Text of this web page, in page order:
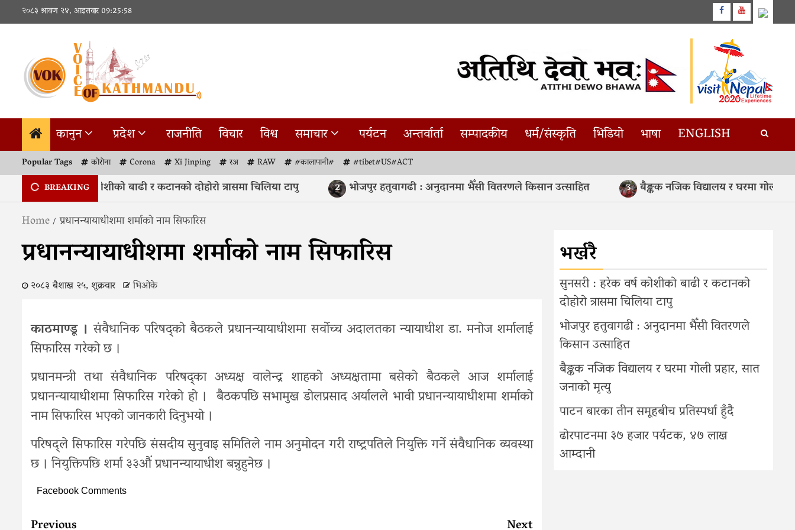
२०८३ श्रावण २४, आइतवार09:25:59 Facebook
Youtube
कानुन प्रदेश राजनीति विचार विश्व समाचार पर्यटन अन्तर्वार्ता सम्पादकीय धर्म/संस्कृति भिडियो भाषा ENGLISH
Popular Tags कोरोना Corona Xi Jinping रअ RAW #कालापानी#
#tibet#US#ACT
BREAKING
सुनसरी : हरेक वर्ष कोशीको बाढी र कटानको दोहोरो त्रासमा चिलिया टापु 2 भोजपुर हतुवागढी : अनुदानमा भैँसी वितरणले किसान उत्साहित 3 बैङ्कक नजिक विद्यालय र घरमा गोली
Home प्रधानन्यायाधीशमा शर्माको नाम सिफारिस
प्रधानन्यायाधीशमा शर्माको नाम सिफारिस
२०८३ बैशाख २५, शुक्रवार भिओके
काठमाण्डू ।संवैधानिक परिषद्को बैठकले प्रधानन्यायाधीशमा सर्वोच्च अदालतका न्यायाधीश डा. मनोज शर्मालाई
सिफारिस गरेको छ ।
प्रधानमन्त्री तथा संवैधानिक परिषद्का अध्यक्ष वालेन्द्र शाहको अध्यक्षतामा बसेको बैठकले आज शर्मालाई
प्रधानन्यायाधीशमा सिफारिस गरेको हो । बैठकपछि सभामुख डोलप्रसाद अर्यालले भावी प्रधानन्यायाधीशमा शर्माको
नाम सिफारिस भएको जानकारी दिनुभयो ।
परिषद्ले सिफारिस गरेपछि संसदीय सुनुवाइ समितिले नाम अनुमोदन गरी राष्ट्रपतिले नियुक्ति गर्ने संवैधानिक व्यवस्था
छ । नियुक्तिपछि शर्मा ३३औं प्रधानन्यायाधीश बन्नुहुनेछ ।
Facebook Comments
भर्खरै
सुनसरी : हरेक वर्ष कोशीको बाढी र कटानको
दोहोरो त्रासमा चिलिया टापु
भोजपुर हतुवागढी : अनुदानमा भैँसी वितरणले
किसान उत्साहित
बैङ्कक नजिक विद्यालय र घरमा गोली प्रहार, सात
जनाको मृत्यु
पाटन बारका तीन समूहबीच प्रतिस्पर्धा हुँदै
ढोरपाटनमा ३७ हजार पर्यटक, ४७ लाख
आम्दानी